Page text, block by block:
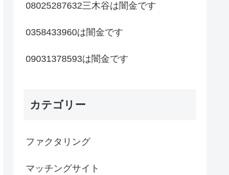
08025287632三木谷は闇金です
0358433960は闇金です
09031378593は闇金です
カテゴリー
ファクタリング
マッチングサイト